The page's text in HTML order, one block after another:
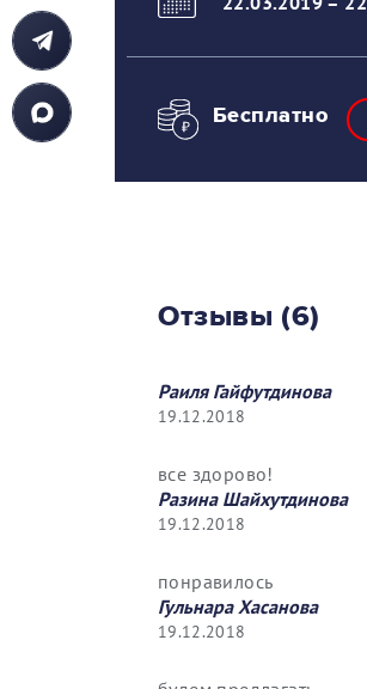
Бесплатно
Отзывы (6)
Раиля Гайфутдинова
19.12.2018
все здорово!
Разина Шайхутдинова
19.12.2018
понравилось
Гульнара Хасанова
19.12.2018